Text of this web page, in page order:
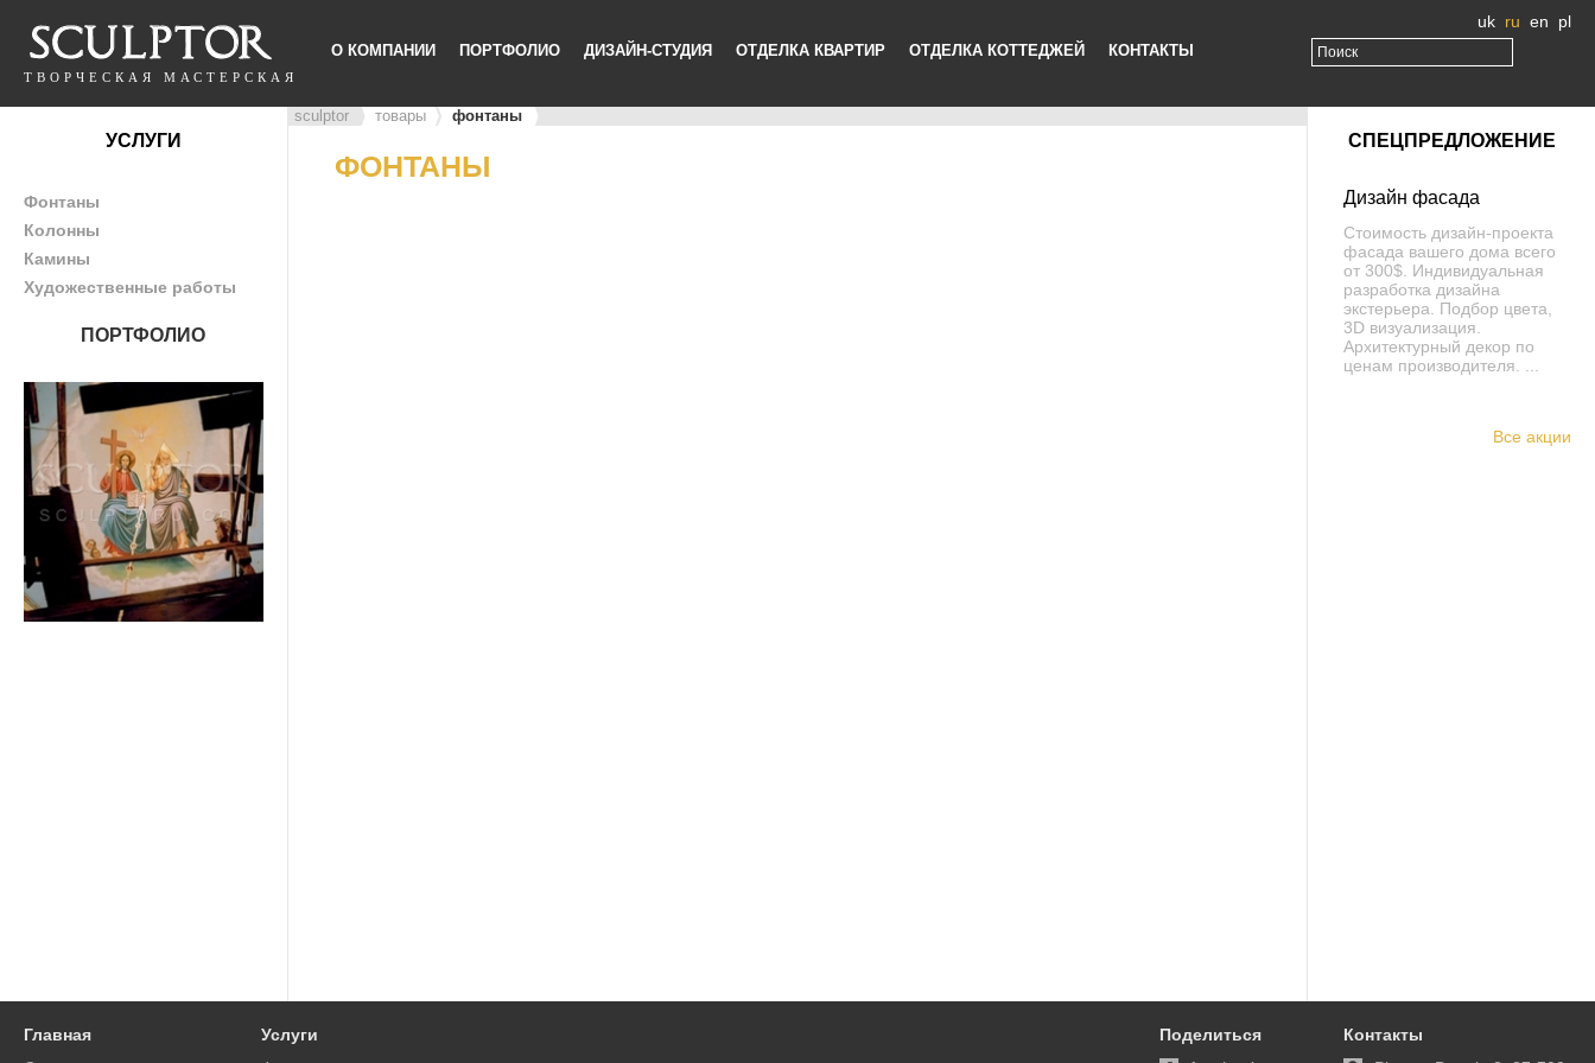
ТВОРЧЕСКАЯ МАСТЕРСКАЯ
О КОМПАНИИ ПОРТФОЛИО ДИЗАЙН-СТУДИЯ ОТДЕЛКА КВАРТИР ОТДЕЛКА КОТТЕДЖЕЙ КОНТАКТЫ
uk ru en pl
УСЛУГИ
Фонтаны
Колонны
Камины
Художественные работы
ПОРТФОЛИО
СПЕЦПРЕДЛОЖЕНИЕ
Дизайн фасада
Стоимость дизайн-проекта
фасада вашего дома всего
от 300$. Индивидуальная
разработка дизайна
экстерьера. Подбор цвета,
3D визуализация.
Архитектурный декор по
ценам производителя. ...
Все акции
sculptor товары фонтаны
ФОНТАНЫ
Главная
Услуги
Контакты
Поделиться